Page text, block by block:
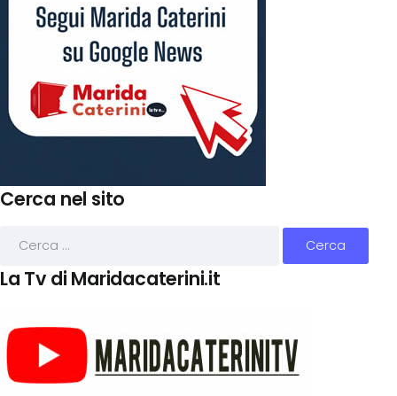
Cerca nel sito
La Tv di Maridacaterini.it